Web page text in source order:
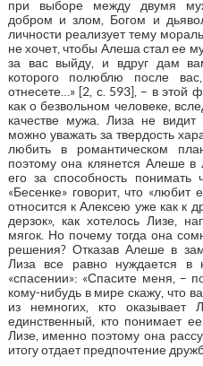
при выборе между двумя
добром и злом, Богом и
личности реализует тему
не хочет, чтобы Алеша стал ее
за вас выйду, и вдруг дам
которого полюблю после
отнесете…» [2, с. 593], – в этой
как о безвольном человеке,
качестве мужа. Лиза не видит
можно уважать за твердость
любить в романтическом
поэтому она клянется Алеше в
его за способность
«Бесенке» говорит, что
относится к Алексею уже как к
дерзок», как хотелось Лизе,
мягок. Но почему тогда она
решения? Отказав Алеше в
Лиза все равно нуждается в
«спасении»: «Спасите меня, –
кому-нибудь в мире скажу, что
из немногих, кто оказывает
единственный, кто понимает
Лизе, именно поэтому она
итогу отдает предпочтение